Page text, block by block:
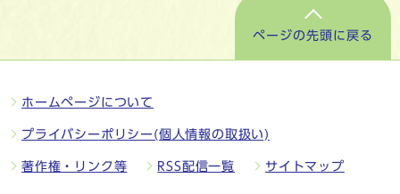
ページの先頭に戻る
ホームページについて
プライバシーポリシー(個人情報の取扱い)
著作権・リンク等 RSS配信一覧 サイトマップ